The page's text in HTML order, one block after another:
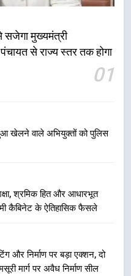
मुख्यमंत्री
से राज्य स्तर तक होगा
01
खेलने वाले अभियुक्तों को पुलिस
श्रमिक हित और आधारभूत
कैबिनेट के ऐतिहासिक फैसले
और निर्माण पर बड़ा एक्शन, दो
मार्ग पर अवैध निर्माण सील
दिवस पर मुख्यमंत्री
किया सम्मानित
की सर्वोच्च प्राथमिकता, आने
में हजारों पदों पर की जाएगी
आर्थिक कॉरिडोर से जुड़ी
बाईपास परियोजना